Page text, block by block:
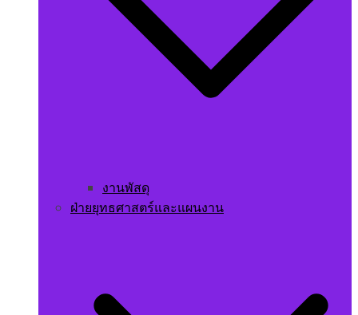
งานพัสดุ
ฝ่ายยุทธศาสตร์และแผนงาน